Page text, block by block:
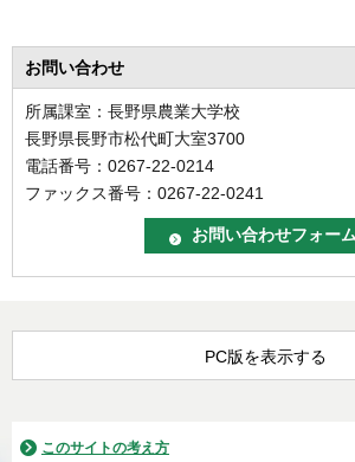
お問い合わせ
所属課室：長野県農業大学校
長野県長野市松代町大室3700
電話番号：0267-22-0214
ファックス番号：0267-22-0241
PC版を表示する
このサイトの考え方